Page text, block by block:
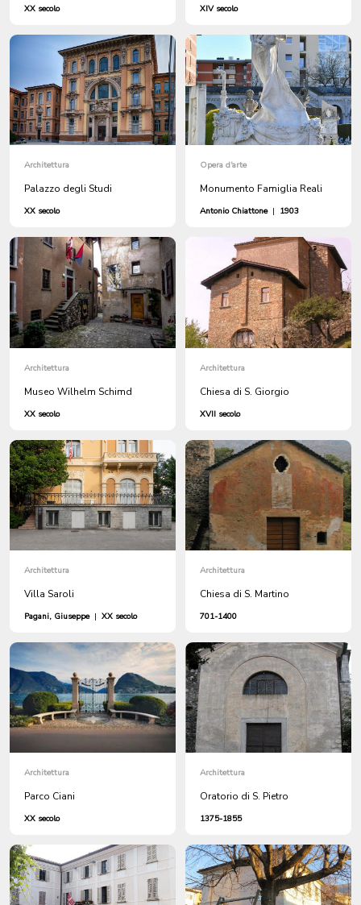
XX secolo XIV secolo
Architettura
Palazzo degli Studi
XX secolo
Opera d'arte
Monumento Famiglia Reali
Antonio Chiattone | 1903
Architettura
Museo Wilhelm Schimd
XX secolo
Architettura
Chiesa di S. Giorgio
XVII secolo
Architettura
Villa Saroli
Pagani, Giuseppe | XX secolo
Architettura
Chiesa di S. Martino
701-1400
Architettura
Parco Ciani
XX secolo
Architettura
Oratorio di S. Pietro
1375-1855